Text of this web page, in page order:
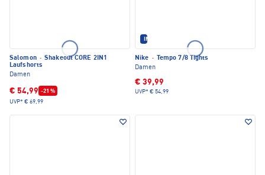
Salomon · Shakeout CORE 2IN1
Laufshorts
Damen
€ 54,99 -21 %
UVP* € 69,99
IM SET ERHÄLTLICH
Nike ·
Tempo 7/8 Tights
Damen
€ 39,99
UVP* € 54,99